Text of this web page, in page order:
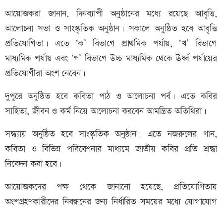
আয়োজকরা জানান, দিনব্যাপী অনুষ্ঠানের মধ্যে রয়েছে আবৃত্তি,
আলোচনা সভা ও সাংস্কৃতিক অনুষ্ঠান। সকালে অনুষ্ঠিত হবে আবৃত্তি
প্রতিযোগিতা। এতে ‘ক’ বিভাগে প্রাথমিক পর্যায়, ‘খ’ বিভাগে
মাধ্যমিক পর্যায় এবং ‘গ’ বিভাগে উচ্চ মাধ্যমিক থেকে ঊর্ধ্ব পর্যায়ের
প্রতিযোগীরা অংশ নেবেন।
দুপুরে অনুষ্ঠিত হবে কবিতা পাঠ ও আলোচনা পর্ব। এতে কবির
সাহিত্য, জীবন ও কর্ম নিয়ে আলোচনা করবেন আমন্ত্রিত অতিথিরা।
সন্ধ্যায় অনুষ্ঠিত হবে সাংস্কৃতিক অনুষ্ঠান। এতে নজরুলের গান,
কবিতা ও বিভিন্ন পরিবেশনার মাধ্যমে জাতীয় কবির প্রতি শ্রদ্ধা
নিবেদন করা হবে।
আয়োজকদের পক্ষ থেকে জানানো হয়েছে, প্রতিযোগিতায়
অংশগ্রহণকারীদের নিবন্ধনের জন্য নির্ধারিত সময়ের মধ্যে যোগাযোগ